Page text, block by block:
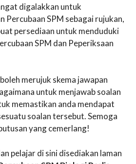
digalakkan untuk
Percubaan SPM sebagai rujukan,
persediaan untuk menduduki
SPM dan Peperiksaan
merujuk skema jawapan
untuk menjawab soalan
memastikan anda mendapat
soalan tersebut. Semoga
yang cemerlang!
pelajar di sini disediakan laman